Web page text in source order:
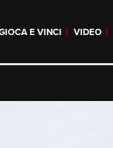
E VINCI VIDEO